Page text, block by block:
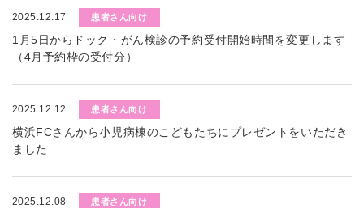
2025.12.17 患者さん向け
1月5日からドック・がん検診の予約受付開始時間を変更します
（4月予約枠の受付分）
2025.12.12 患者さん向け
横浜FCさんから小児病棟のこどもたちにプレゼントをいただき
ました
2025.12.08 患者さん向け